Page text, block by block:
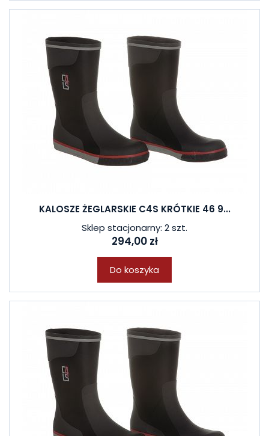
KALOSZE ŻEGLARSKIE C4S KRÓTKIE 46 9...
Sklep stacjonarny: 2 szt.
294,00 zł
Do koszyka